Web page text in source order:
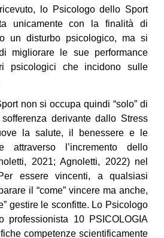
lo Psicologo dello Sport
unicamente con la finalità di
un disturbo psicologico, ma si
migliorare le sue performance
psicologici che incidono sulle
non si occupa quindi “solo” di
derivante dallo Stress
la salute, il benessere e le
attraverso l’incremento dello
2021; Agnoletti, 2022) nel
essere vincenti, a qualsiasi
il “come” vincere ma anche,
gestire le sconfitte. Lo Psicologo
professionista 10 PSICOLOGIA
competenze scientificamente